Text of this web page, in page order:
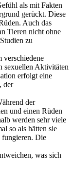
als mit Fakten
gerückt. Diese
Auch das
Tieren nicht ohne
zu
verschiedene
sexuellen Aktivitäten
erfolgt eine
der
der
und einen Rüden
werden sehr viele
so als hätten sie
fungieren. Die
was sich